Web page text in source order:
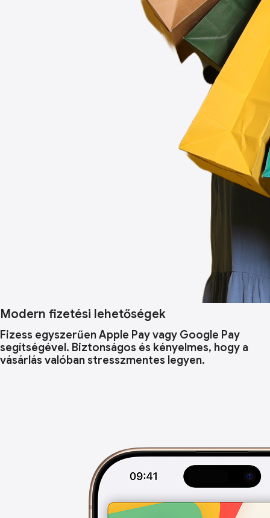
Modern fizetési lehetőségek
Fizess egyszerűen Apple Pay vagy Google Pay
segítségével. Biztonságos és kényelmes, hogy a
vásárlás valóban stresszmentes legyen.